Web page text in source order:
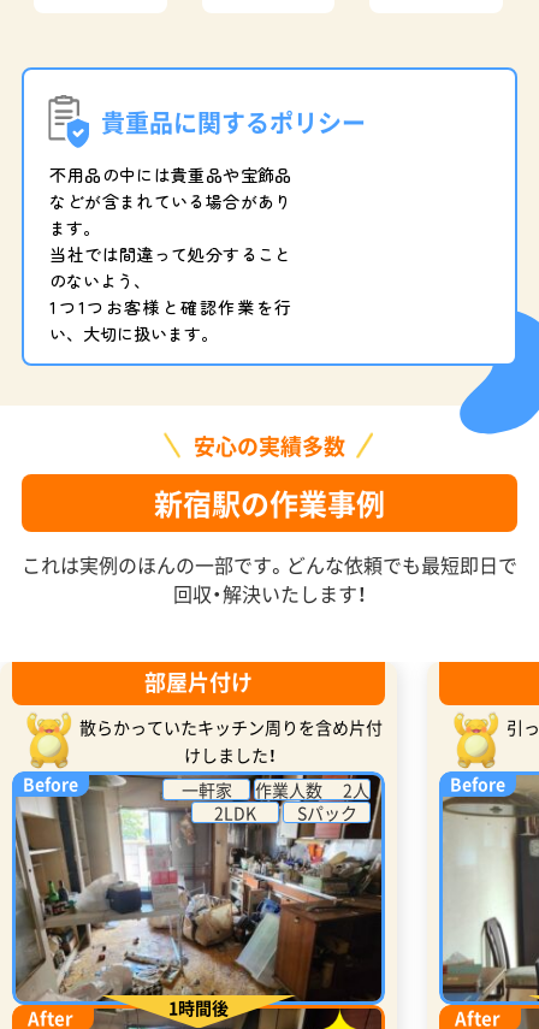
貴重品に関するポリシー
不用品の中には貴重品や宝飾品
などが含まれている場合があり
ます。
当社では間違って処分すること
のないよう、
1つ1つお客様と確認作業を行
い、大切に扱います。
安心の実績多数
新宿駅の作業事例
これは実例のほんの一部です。どんな依頼でも最短即日で
回収・解決いたします！
部屋片付け
散らかっていたキッチン周りを含め片付
けしました！
Before
一軒家
作業人数 2人
2LDK
Sパック
After 1時間後
引
Before
After